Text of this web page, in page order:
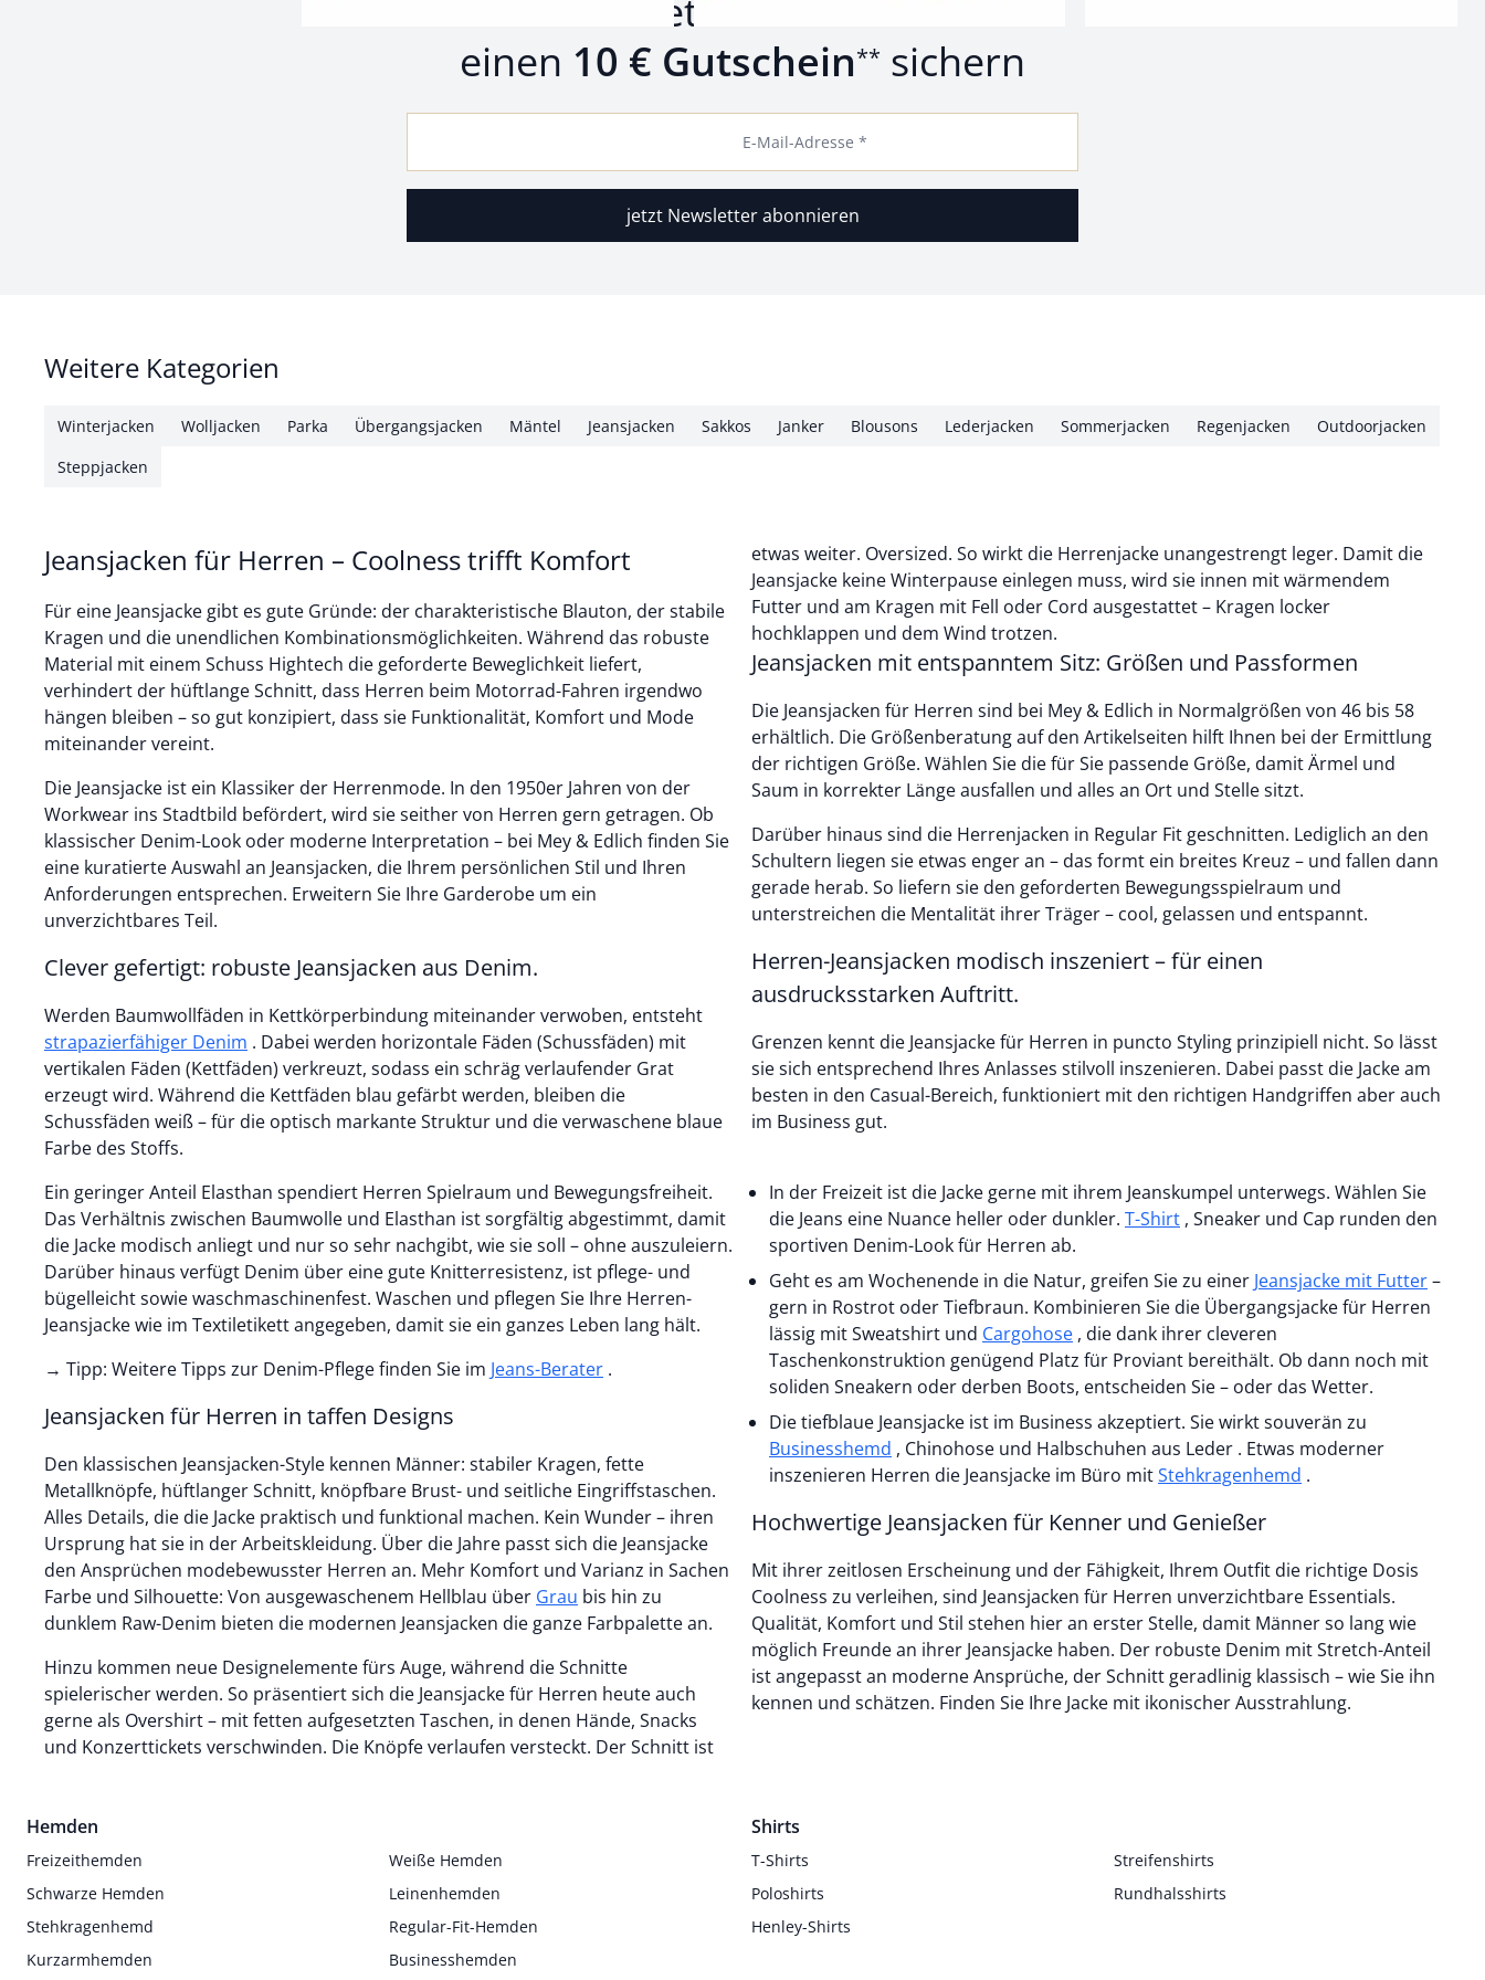
Zum Newsletter anmelden und
einen 10 € Gutschein** sichern
E-Mail-Adresse *
jetzt Newsletter abonnieren
Weitere Kategorien
Winterjacken Wolljacken Parka Übergangsjacken Mäntel Jeansjacken Sakkos Janker Blousons Lederjacken Sommerjacken Regenjacken
Outdoorjacken
Steppjacken
Jeansjacken für Herren – Coolness trifft Komfort
Für eine Jeansjacke gibt es gute Gründe: der charakteristische Blauton, der stabile
Kragen und die unendlichen Kombinationsmöglichkeiten. Während das robuste
Material mit einem Schuss Hightech die geforderte Beweglichkeit liefert,
verhindert der hüftlange Schnitt, dass Herren beim Motorrad-Fahren irgendwo
hängen bleiben – so gut konzipiert, dass sie Funktionalität, Komfort und Mode
miteinander vereint.
Die Jeansjacke ist ein Klassiker der Herrenmode. In den 1950er Jahren von der
Workwear ins Stadtbild befördert, wird sie seither von Herren gern getragen. Ob
klassischer Denim-Look oder moderne Interpretation – bei Mey & Edlich finden Sie
eine kuratierte Auswahl an Jeansjacken, die Ihrem persönlichen Stil und Ihren
Anforderungen entsprechen. Erweitern Sie Ihre Garderobe um ein
unverzichtbares Teil.
Clever gefertigt: robuste Jeansjacken aus Denim.
Werden Baumwollfäden in Kettkörperbindung miteinander verwoben, entsteht
strapazierfähiger Denim . Dabei werden horizontale Fäden (Schussfäden) mit
vertikalen Fäden (Kettfäden) verkreuzt, sodass ein schräg verlaufender Grat
erzeugt wird. Während die Kettfäden blau gefärbt werden, bleiben die
Schussfäden weiß – für die optisch markante Struktur und die verwaschene blaue
Farbe des Stoffs.
Ein geringer Anteil Elasthan spendiert Herren Spielraum und Bewegungsfreiheit.
Das Verhältnis zwischen Baumwolle und Elasthan ist sorgfältig abgestimmt, damit
die Jacke modisch anliegt und nur so sehr nachgibt, wie sie soll – ohne auszuleiern.
Darüber hinaus verfügt Denim über eine gute Knitterresistenz, ist pflege- und
bügelleicht sowie waschmaschinenfest. Waschen und pflegen Sie Ihre Herren-
Jeansjacke wie im Textiletikett angegeben, damit sie ein ganzes Leben lang hält.
→ Tipp: Weitere Tipps zur Denim-Pflege finden Sie im Jeans-Berater .
Jeansjacken für Herren in taffen Designs
Den klassischen Jeansjacken-Style kennen Männer: stabiler Kragen, fette
Metallknöpfe, hüftlanger Schnitt, knöpfbare Brust- und seitliche Eingriffstaschen.
Alles Details, die die Jacke praktisch und funktional machen. Kein Wunder – ihren
Ursprung hat sie in der Arbeitskleidung. Über die Jahre passt sich die Jeansjacke
den Ansprüchen modebewusster Herren an. Mehr Komfort und Varianz in Sachen
Farbe und Silhouette: Von ausgewaschenem Hellblau über Grau
dunklem Raw-Denim bieten die modernen Jeansjacken die ganze Farbpalette an.
Hinzu kommen neue Designelemente fürs Auge, während die Schnitte
spielerischer werden. So präsentiert sich die Jeansjacke für Herren heute auch
gerne als Overshirt – mit fetten aufgesetzten Taschen, in denen Hände, Snacks
und Konzerttickets verschwinden. Die Knöpfe verlaufen versteckt. Der Schnitt ist
etwas weiter. Oversized. So wirkt die Herrenjacke unangestrengt leger. Damit die
Jeansjacke keine Winterpause einlegen muss, wird sie innen mit wärmendem
Futter und am Kragen mit Fell oder Cord ausgestattet – Kragen locker
hochklappen und dem Wind trotzen.
Jeansjacken mit entspanntem Sitz: Größen und Passformen
Die Jeansjacken für Herren sind bei Mey & Edlich in Normalgrößen von 46 bis 58
erhältlich. Die Größenberatung auf den Artikelseiten hilft Ihnen bei der Ermittlung
der richtigen Größe. Wählen Sie die für Sie passende Größe, damit Ärmel und
Saum in korrekter Länge ausfallen und alles an Ort und Stelle sitzt.
Darüber hinaus sind die Herrenjacken in Regular Fit geschnitten. Lediglich an den
Schultern liegen sie etwas enger an – das formt ein breites Kreuz – und fallen dann
gerade herab. So liefern sie den geforderten Bewegungsspielraum und
unterstreichen die Mentalität ihrer Träger – cool, gelassen und entspannt.
Herren-Jeansjacken modisch inszeniert – für einen
ausdrucksstarken Auftritt.
Grenzen kennt die Jeansjacke für Herren in puncto Styling prinzipiell nicht. So lässt
sie sich entsprechend Ihres Anlasses stilvoll inszenieren. Dabei passt die Jacke am
besten in den Casual-Bereich, funktioniert mit den richtigen Handgriffen aber auch
im Business gut.
In der Freizeit ist die Jacke gerne mit ihrem Jeanskumpel unterwegs. Wählen Sie
die Jeans eine Nuance heller oder dunkler. T-Shirt
sportiven Denim-Look für Herren ab.
Geht es am Wochenende in die Natur, greifen Sie zu einer Jeansjacke mit Futter
gern in Rostrot oder Tiefbraun. Kombinieren Sie die Übergangsjacke für Herren
lässig mit Sweatshirt und Cargohose
Taschenkonstruktion genügend Platz für Proviant bereithält. Ob dann noch mit
soliden Sneakern oder derben Boots, entscheiden Sie – oder das Wetter.
Die tiefblaue Jeansjacke ist im Business akzeptiert. Sie wirkt souverän zu
Businesshemd
inszenieren Herren die Jeansjacke im Büro mitStehkragenhemd .
Hochwertige Jeansjacken für Kenner und Genießer
Mit ihrer zeitlosen Erscheinung und der Fähigkeit, Ihrem Outfit die richtige Dosis
Coolness zu verleihen, sind Jeansjacken für Herren unverzichtbare Essentials.
Qualität, Komfort und Stil stehen hier an erster Stelle, damit Männer so lang wie
möglich Freunde an ihrer Jeansjacke haben. Der robuste Denim mit Stretch-Anteil
ist angepasst an moderne Ansprüche, der Schnitt geradlinig klassisch – wie Sie ihn
kennen und schätzen. Finden Sie Ihre Jacke mit ikonischer Ausstrahlung.
Hemden
Freizeithemden
Weiße Hemden
Schwarze Hemden
Leinenhemden
Stehkragenhemd
Regular-Fit-Hemden
Kurzarmhemden
Businesshemden
Shirts
T-Shirts
Streifenshirts
Poloshirts
Rundhalsshirts
Henley-Shirts